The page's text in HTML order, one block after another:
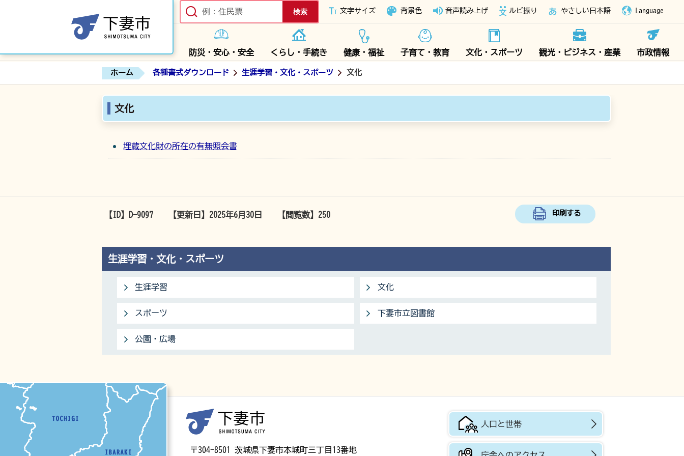
下妻市ホームページ
文字サイズ 背景色 音声読み上げ ルビ振り やさしい日本語 Language
防災・安心・安全 くらし・手続き 健康・福祉 子育て・教育 文化・スポーツ 観光・ビジネス・産業 市政情報
ホーム 各種書式ダウンロード 生涯学習・文化・スポーツ 文化
文化
埋蔵文化財の所在の有無照会書
【ID】 D-9097 【更新日】 2025年6月30日 【閲覧数】 250 印刷する
生涯学習・文化・スポーツ
生涯学習 文化
スポーツ 下妻市立図書館
公園・広場
〒304-8501 茨城県下妻市本城町三丁目13番地
人口と世帯